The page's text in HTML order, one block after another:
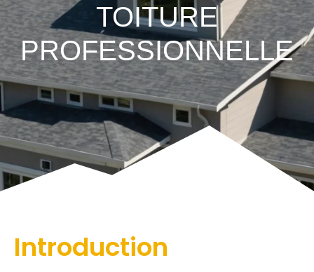
TOITURE
PROFESSIONNELLE
Introduction